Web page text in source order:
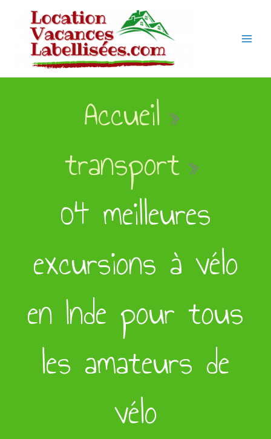
Accueil
transport
04 meilleures
excursions à vélo
en Inde pour tous
les amateurs de
vélo